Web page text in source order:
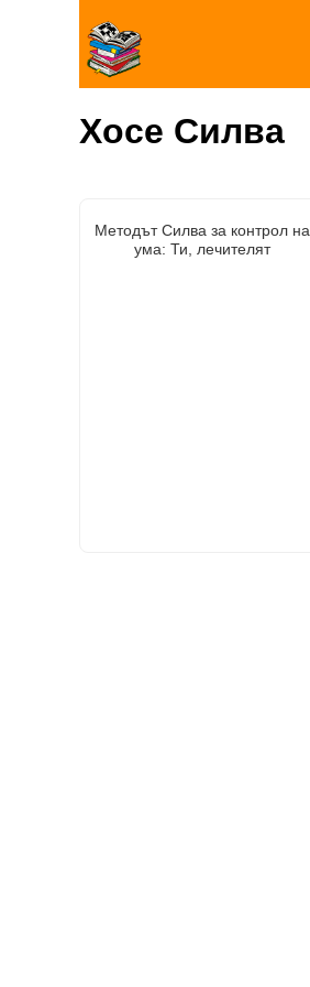
Хосе Силва
Методът Силва за контрол на
ума: Ти, лечителят